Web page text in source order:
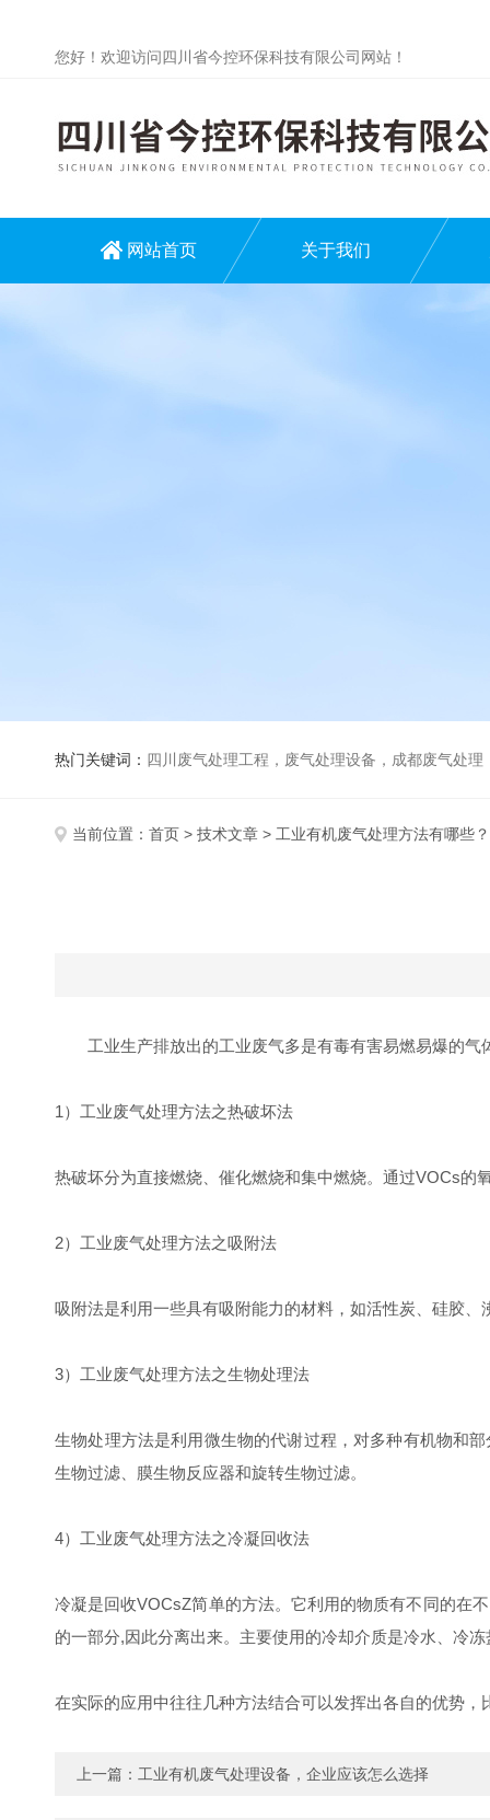
您好！欢迎访问四川省今控环保科技有限公司网站！
网站首页 关于我们
热门关键词： 四川废气处理工程，废气处理设备，成都废气处理，巴歇尔槽，活性炭除
当前位置： 首页 > 技术文章 > 工业有机废气处理方法有哪些？
工业生产排放出的工业废气多是有毒有害易燃易爆的
1）工业废气处理方法之热破坏法
热破坏分为直接燃烧、催化燃烧和集中燃烧。通过VOCs的
2）工业废气处理方法之吸附法
吸附法是利用一些具有吸附能力的材料，如活性炭、硅胶
3）工业废气处理方法之生物处理法
生物处理方法是利用微生物的代谢过程，对多种有机物和
生物过滤、膜生物反应器和旋转生物过滤。
4）工业废气处理方法之冷凝回收法
冷凝是回收VOCsZ简单的方法。它利用的物质有不同的在
的一部分,因此分离出来。主要使用的冷却介质是冷水、冷
在实际的应用中往往几种方法结合可以发挥出各自的优势
上一篇： 工业有机废气处理设备，企业应该怎么选择